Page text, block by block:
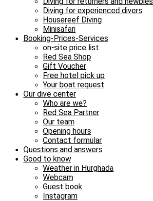
Diving for experienced divers
Housereef Diving
Minisafari
Booking-Prices-Services
on-site price list
Red Sea Shop
Gift Voucher
Free hotel pick up
Your boat request
Our dive center
Who are we?
Red Sea Partner
Our team
Opening hours
Contact formular
Questions and answers
Good to know
Weather in Hurghada
Webcam
Guest book
Instagram